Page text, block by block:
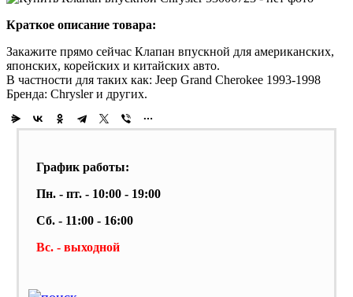
Краткое описание товара:
Закажите прямо сейчас Клапан впускной для американских,
японских, корейских и китайских авто.
В частности для таких как: Jeep Grand Cherokee 1993-1998
Бренда: Chrysler и других.
График работы:
Пн. - пт. - 10:00 - 19:00
Сб. - 11:00 - 16:00
Вс. - выходной